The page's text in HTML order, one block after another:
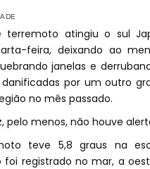
terremoto atingiu o sul
feira, deixando ao
janelas e
por um outro
no mês passado.
pelo menos, não houve
teve 5,8 graus na
foi registrado no mar, a